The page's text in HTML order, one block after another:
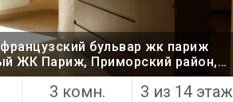
бульвар жк париж
Одесса
3 комн.
3 из 14 этаж